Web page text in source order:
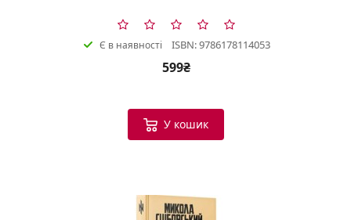
Є в наявності ISBN: 9786178114053
599₴
У кошик